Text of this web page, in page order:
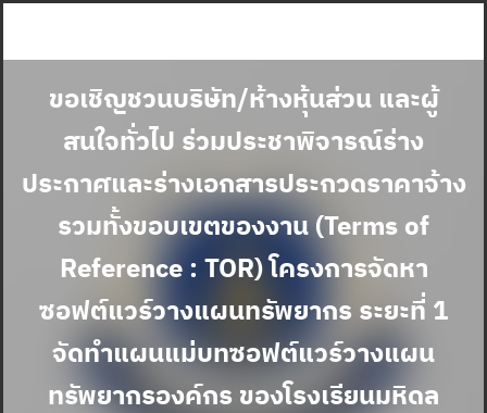
ขอเชิญชวนบริษัท/ห้างหุ้นส่วน และผู้
สนใจทั่วไป ร่วมประชาพิจารณ์ร่าง
ประกาศและร่างเอกสารประกวดราคาจ้าง
รวมทั้งขอบเขตของงาน (Terms of
Reference : TOR) โครงการจัดหา
ซอฟต์แวร์วางแผนทรัพยากร ระยะที่ 1
จัดทำแผนแม่บทซอฟต์แวร์วางแผน
ทรัพยากรองค์กร ของโรงเรียนมหิดล